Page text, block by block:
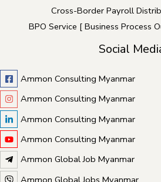
Cross-Border Payroll
BPO Service [ Business Process
Social
Ammon Consulting Myanmar
Ammon Consulting Myanmar
Ammon Consulting Myanmar
Ammon Consulting Myanmar
Ammon Global Job Myanmar
Ammon Global Jobs Myanmar